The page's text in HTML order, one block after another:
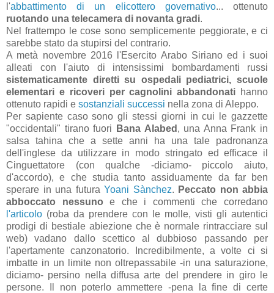
l'abbattimento di un elicottero governativo... ottenuto
ruotando una telecamera di novanta gradi.
Nel frattempo le cose sono semplicemente peggiorate, e ci
sarebbe stato da stupirsi del contrario.
A metà novembre 2016 l'Esercito Arabo Siriano ed i suoi
alleati con l'aiuto di intensissimi bombardamenti russi
sistematicamente diretti su ospedali pediatrici, scuole
elementari e ricoveri per cagnolini abbandonati hanno
ottenuto rapidi e sostanziali successi nella zona di Aleppo.
Per sapiente caso sono gli stessi giorni in cui le gazzette
"occidentali" tirano fuori
Bana Alabed , una Anna Frank in
salsa tahina che a sette anni ha una tale padronanza
dell'inglese da utilizzare in modo stringato ed efficace il
Cinguettatore (con qualche -diciamo- piccolo aiuto,
d'accordo), e che studia tanto assiduamente da far ben
sperare in una futura Yoani Sànchez. Peccato non abbia
abboccato nessuno e che i commenti che corredano
l'articolo (roba da prendere con le molle, visti gli autentici
prodigi di bestiale abiezione che è normale rintracciare sul
web) vadano dallo scettico al dubbioso passando per
l'apertamente canzonatorio. Incredibilmente, a volte ci si
imbatte in un limite non oltrepassabile -in una saturazione,
diciamo- persino nella diffusa arte del prendere in giro le
persone. Il non poterlo ammettere -pena la fine di certe